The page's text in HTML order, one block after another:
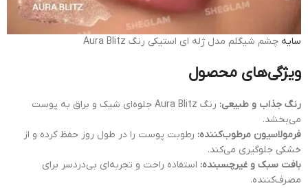
سایه چشم شیگلم مدل ژله ای استیکی رنگ Aura Blitz
ویژگی‌های محصول
رنگ جذاب و طبیعی:
رنگ Aura Blitz جلوه‌ای شیک و براق به پوست
می‌بخشد.
فرمولاسیون مرطوب‌کننده: رطوبت پوست را در طول روز حفظ کرده و از
خشکی جلوگیری می‌کند.
بافت سبک و غیرچسبنده: استفاده راحت و تجربه‌ای بی‌دردسر برای
مصرف‌کننده.